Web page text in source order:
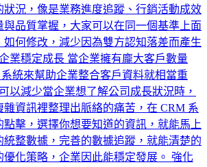
狀況，像是業務進度追蹤、行銷活動成效
品質掌握，大家可以在同一個基準上面
何修改，減少因為雙方認知落差而產生
業穩定成長 當企業擁有龐大客戶數量
統來幫助企業整合客戶資料就相當重
以減少當企業想了解公司成長狀況時，
資訊裡整理出脈絡的痛苦，在 CRM 系
擊，選擇你想要知道的資訊，就能馬上
整數據，完善的數據追蹤，就能清楚的
化策略，企業因此能穩定發展。 強化